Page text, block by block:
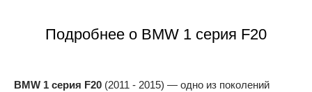
Подробнее о BMW 1 серия F20
BMW 1 серия F20 (2011 - 2015) — одно из поколений